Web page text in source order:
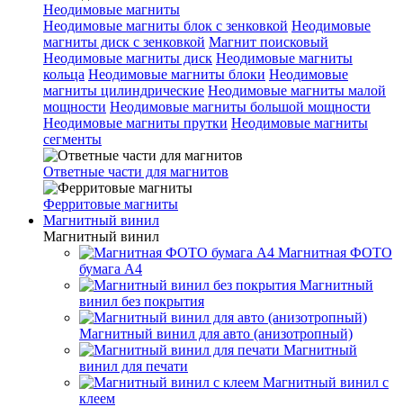
Неодимовые магниты
Неодимовые магниты блок с зенковкой Неодимовые
магниты диск с зенковкой Магнит поисковый
Неодимовые магниты диск Неодимовые магниты
кольца Неодимовые магниты блоки Неодимовые
магниты цилиндрические Неодимовые магниты малой
мощности Неодимовые магниты большой мощности
Неодимовые магниты прутки Неодимовые магниты
сегменты
Ответные части для магнитов
Ферритовые магниты
Магнитный винил
Магнитный винил
Магнитная ФОТО
бумага А4
Магнитный
винил без покрытия
Магнитный винил для авто (анизотропный)
Магнитный
винил для печати
Магнитный винил с
клеем